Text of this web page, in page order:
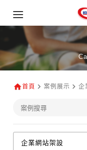
首頁 案例展示 企